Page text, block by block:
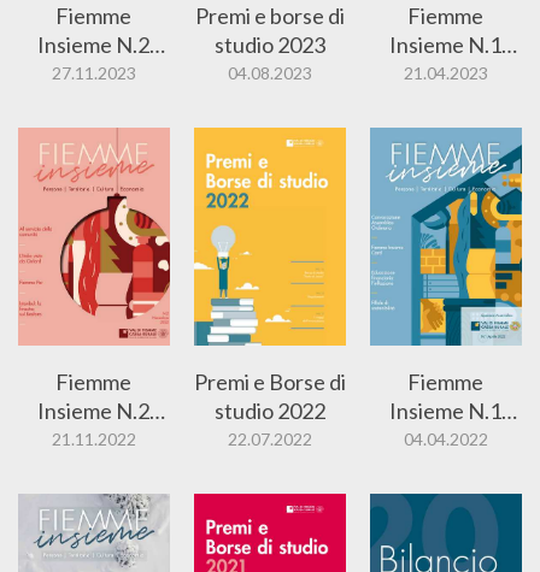
Fiemme
Insieme N.2
2023
27.11.2023
Premi e borse di
studio 2023
04.08.2023
Fiemme
Insieme N.1
2023
21.04.2023
Fiemme
Insieme N.2
2022
21.11.2022
Premi e Borse di
studio 2022
22.07.2022
Fiemme
Insieme N.1
2022
04.04.2022